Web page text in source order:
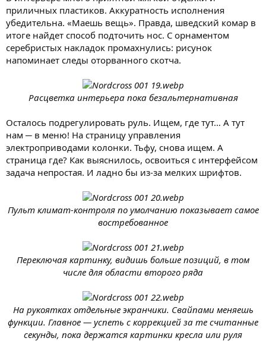
приличных пластиков. Аккуратность исполнения
убедительна. «Маешь вещь». Правда, шведский комар в
итоге найдет способ подточить нос. С орнаментом
серебристых накладок промахнулись: рисунок
напоминает следы оторванного скотча.
Расцветка интерьера пока безальтернативная
Осталось подрегулировать руль. Ищем, где тут… А тут
нам ─ в меню! На страницу управления
электроприводами колонки. Тьфу, снова ищем. А
страница где? Как выяснилось, освоиться с интерфейсом
задача непростая. И ладно бы из-за мелких шрифтов.
Пульт климат-контроля по умолчанию показывает самое
востребованное
Переключая картинку, видишь больше позиций, в том
числе для области второго ряда
На рукоятках отдельные экранчики. Свайпами меняешь
функции. Главное — успеть с коррекцией за те считанные
секунды, пока держатся картинки кресла или руля